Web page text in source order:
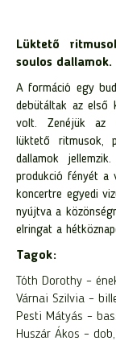
Lüktető
soulos dallamok.
A formáció egy
debütáltak az első
volt. Zenéjük az
lüktető ritmusok,
dallamok
produkció fényét a
koncertre egyedi
nyújtva a
elringat a
Tagok:
Tóth Dorothy –
Várnai Szilvia –
Pesti Mátyás –
Huszár Ákos –